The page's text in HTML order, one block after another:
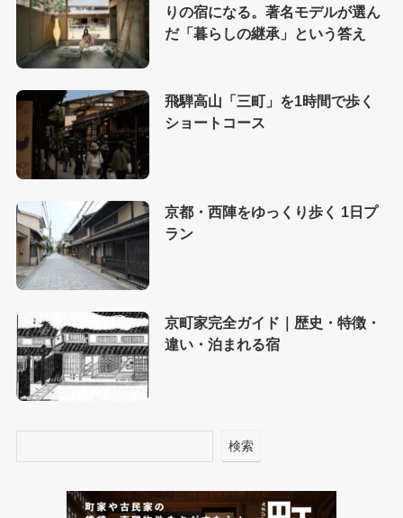
りの宿になる。著名モデルが選ん
だ「暮らしの継承」という答え
飛騨高山「三町」を1時間で歩く
ショートコース
京都・西陣をゆっくり歩く 1日プ
ラン
京町家完全ガイド｜歴史・特徴・
違い・泊まれる宿
検索